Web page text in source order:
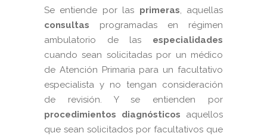
Se entiende por las primeras, aquellas
consultas programadas en régimen
ambulatorio de las especialidades
cuando sean solicitadas por un médico
de Atención Primaria para un facultativo
especialista y no tengan consideración
de revisión. Y se entienden por
procedimientos diagnósticos aquellos
que sean solicitados por facultativos que